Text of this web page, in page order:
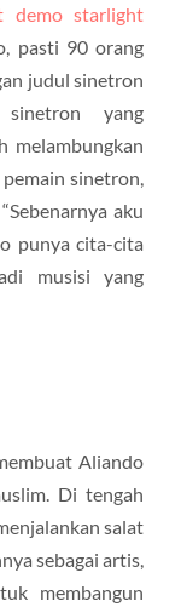
demo starlight
pasti 90 orang
judul sinetron
yang
melambungkan
sinetron,
aku
punya cita-cita
musisi yang
Aliando
Di tengah
salat
sebagai artis,
membangun